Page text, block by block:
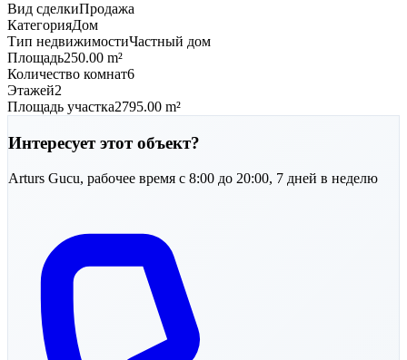
Вид сделкиПродажа
КатегорияДом
Тип недвижимостиЧастный дом
Площадь250.00 m²
Количество комнат6
Этажей2
Площадь участка2795.00 m²
Интересует этот объект?
Arturs Gucu, рабочее время с 8:00 до 20:00, 7 дней в неделю